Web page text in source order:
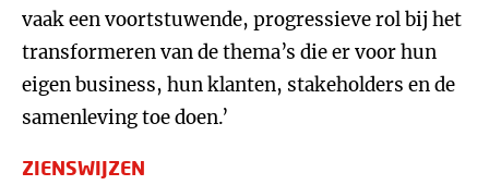
vaak een voortstuwende, progressieve rol bij het
transformeren van de thema’s die er voor hun
eigen business, hun klanten, stakeholders en de
samenleving toe doen.’
ZIENSWIJZEN